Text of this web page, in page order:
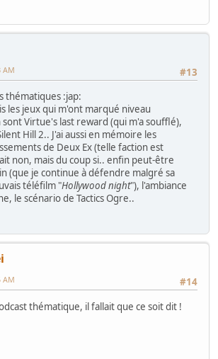
#13
AM
thématiques :jap:
les jeux qui m'ont marqué niveau
Virtue's last reward (qui m'a soufflé),
Hill 2.. J'ai aussi en mémoire les
de Deux Ex (telle faction est
non, mais du coup si.. enfin peut-être
(que je continue à défendre malgré sa
téléfilm "Hollywood night"), l'ambiance
le scénario de Tactics Ogre..
#14
AM
thématique, il fallait que ce soit dit !